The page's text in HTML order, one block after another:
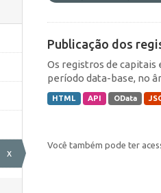
x
Publicação dos
Os registros de capitais
período data-base, no
HTML API OData
Você também pode ter